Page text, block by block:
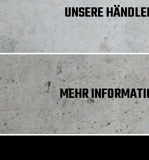
Bodenfreiheit
Gesamtlänge ohne Schaufel
Wendekreis – vorne mit Schaufel
hinterer Böschungswinkel
UNSERE
MEHR